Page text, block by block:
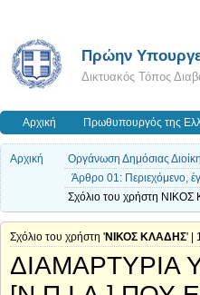
Πρώην
Δικτυακός Τόπος
Αρχική Πρωθυπουργός της
Αρχική
Οργάνωση Δημόσιας
Άρθρο 01: Περιεχόμενο,
Σχόλιο του χρήστη
Σχόλιο του χρήστη 'ΝΙΚΟΣ ΚΛΑΔΗΣ' |
ΔΙΑΜΑΡΤΥΡΙΑ